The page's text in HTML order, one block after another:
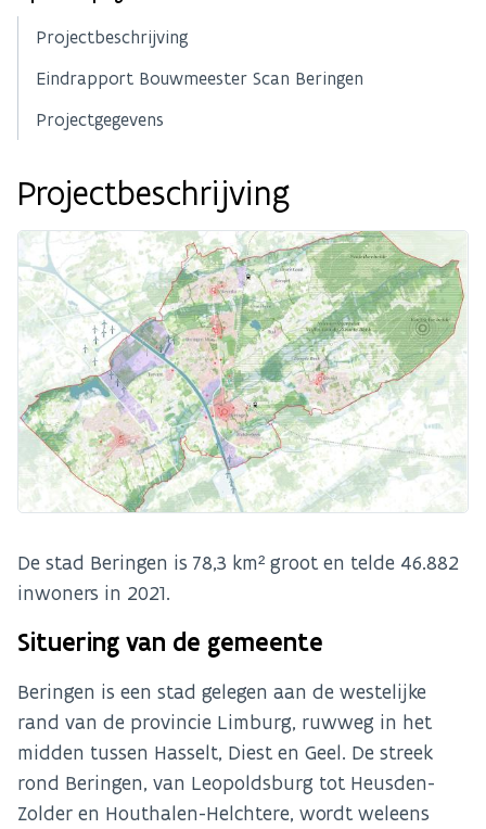
Projectbeschrijving
Eindrapport Bouwmeester Scan Beringen
Projectgegevens
Projectbeschrijving
De stad Beringen is 78,3 km² groot en telde 46.882
inwoners in 2021.
Situering van de gemeente
Beringen is een stad gelegen aan de westelijke
rand van de provincie Limburg, ruwweg in het
midden tussen Hasselt, Diest en Geel. De streek
rond Beringen, van Leopoldsburg tot Heusden-
Zolder en Houthalen-Helchtere, wordt weleens